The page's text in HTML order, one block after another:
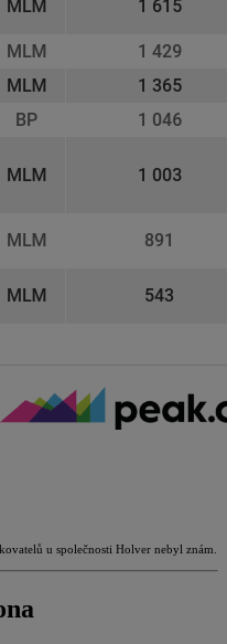
u společnosti Holver nebyl znám.